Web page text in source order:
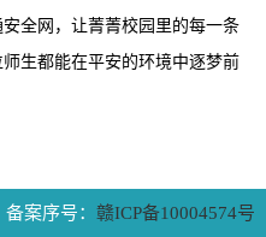
全网，让菁菁校园里的每一条
生都能在平安的环境中逐梦前
案序号： 赣ICP备10004574号